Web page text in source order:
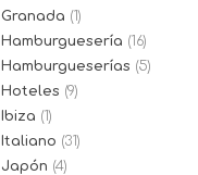
Granada (1)
Hamburguesería (16)
Hamburgueserías (5)
Hoteles (9)
Ibiza (1)
Italiano (31)
Japón (4)